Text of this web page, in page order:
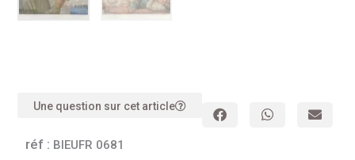
Une question sur cet article
réf : BIEUFR 0681